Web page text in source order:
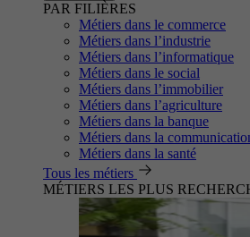
PAR FILIÈRES
Métiers dans le commerce
Métiers dans l’industrie
Métiers dans l’informatique
Métiers dans le social
Métiers dans l’immobilier
Métiers dans l’agriculture
Métiers dans la banque
Métiers dans la
Métiers dans la santé
Tous les métiers
MÉTIERS LES PLUS